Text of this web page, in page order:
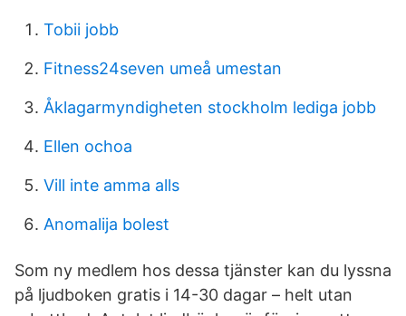
Tobii jobb
Fitness24seven umeå umestan
Åklagarmyndigheten stockholm lediga jobb
Ellen ochoa
Vill inte amma alls
Anomalija bolest
Som ny medlem hos dessa tjänster kan du lyssna
på ljudboken gratis i 14-30 dagar – helt utan